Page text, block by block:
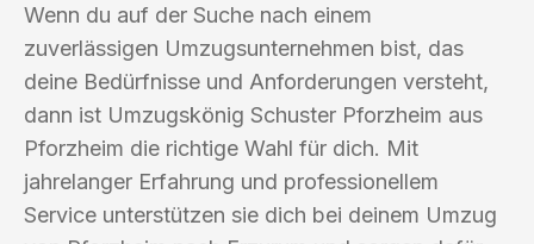
Wenn du auf der Suche nach einem
zuverlässigen Umzugsunternehmen bist, das
deine Bedürfnisse und Anforderungen versteht,
dann ist Umzugskönig Schuster Pforzheim aus
Pforzheim die richtige Wahl für dich. Mit
jahrelanger Erfahrung und professionellem
Service unterstützen sie dich bei deinem Umzug